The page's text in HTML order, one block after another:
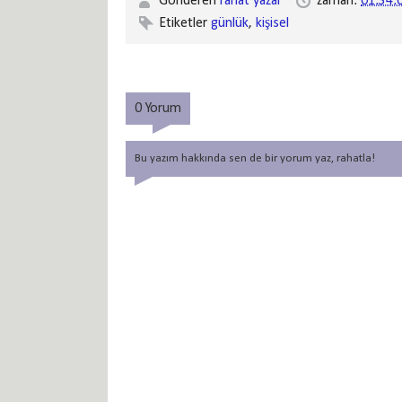
Etiketler günlük, kişisel
0 Yorum
Bu yazım hakkında sen de bir yorum yaz, rahatla!